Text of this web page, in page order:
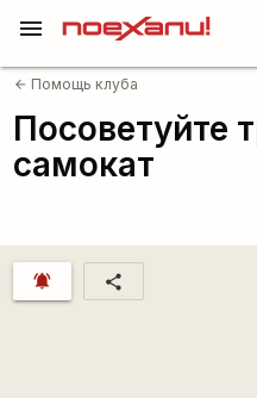
menu
arrow_back Помощь клуба
Посоветуйте
самокат
notifications_active share